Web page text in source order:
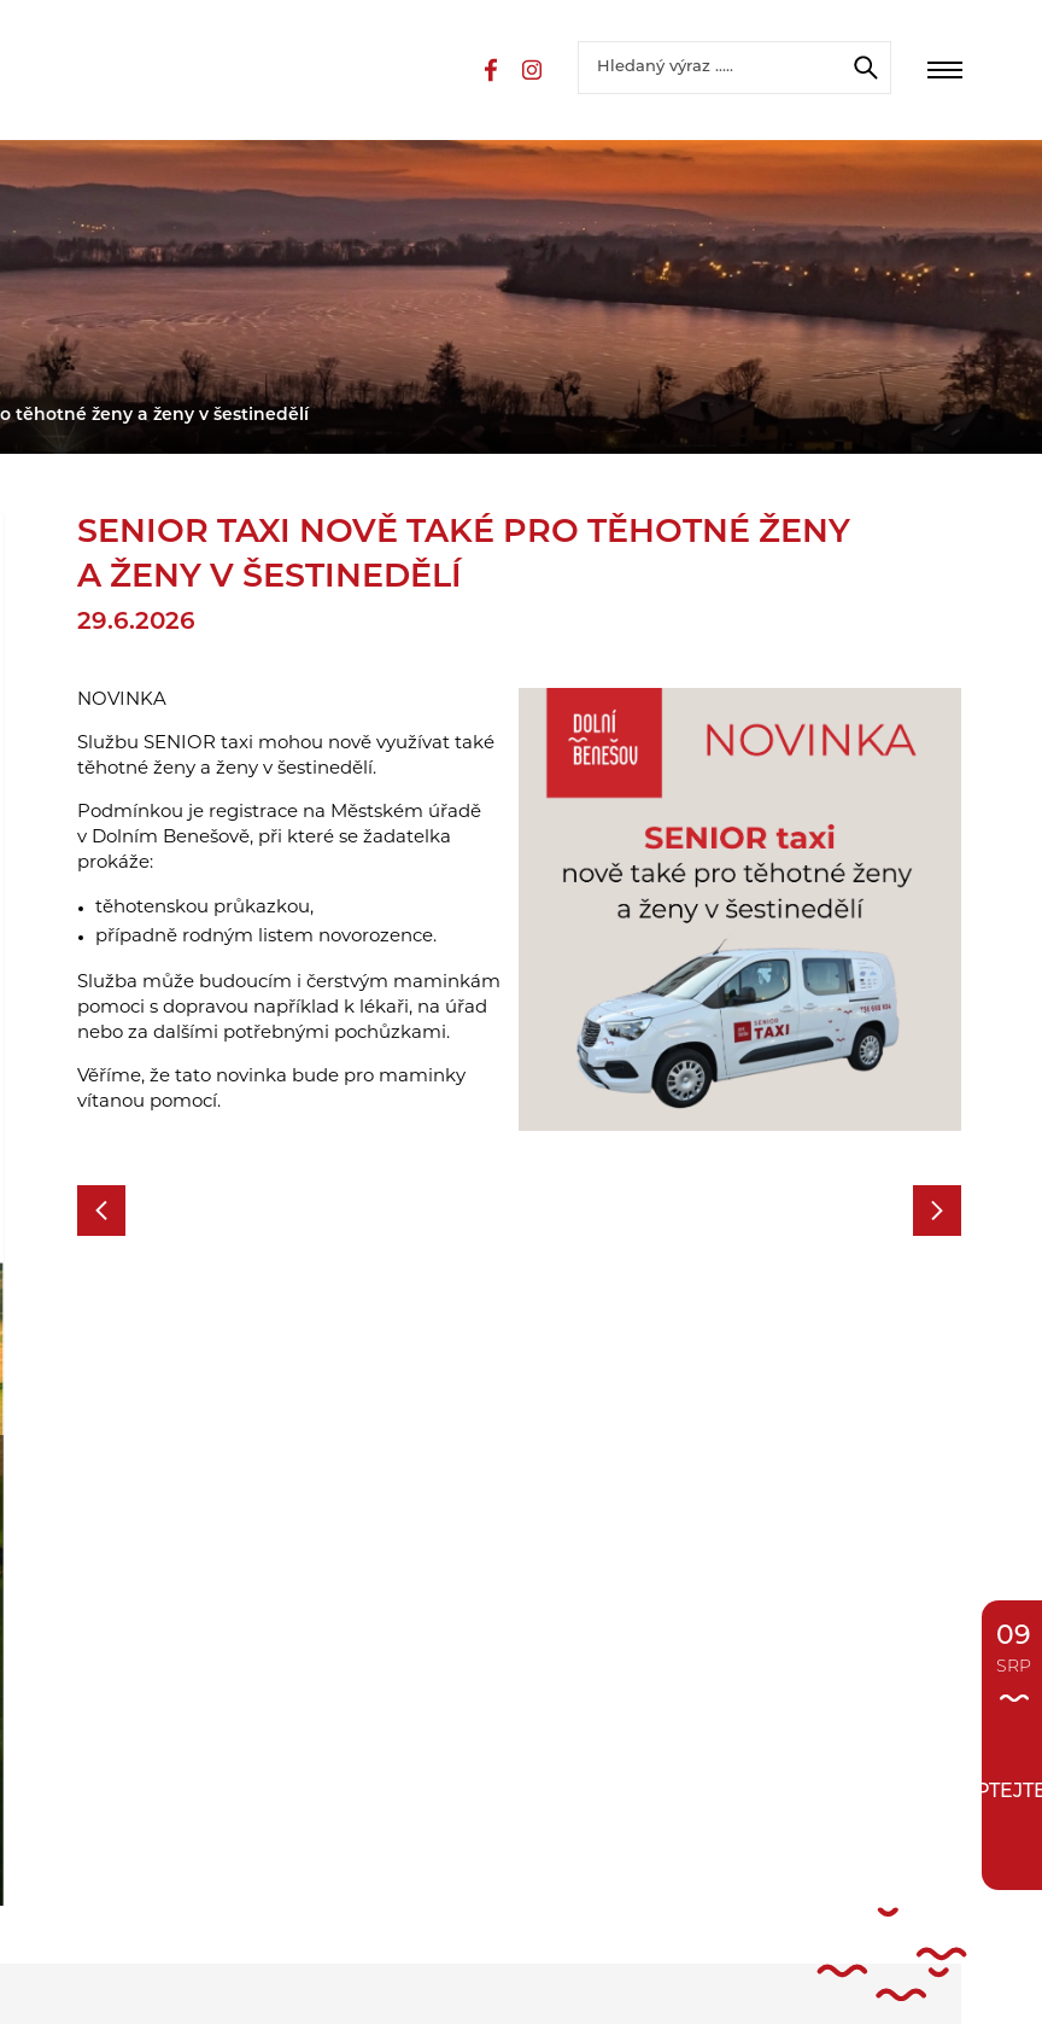
těhotné ženy a ženy v šestinedělí
SENIOR TAXI NOVĚ TAKÉ PRO TĚHOTNÉ ŽENY
A ŽENY V ŠESTINEDĚLÍ
29.6.2026
NOVINKA
Službu SENIOR taxi mohou nově využívat také
těhotné ženy a ženy v šestinedělí.
Podmínkou je registrace na Městském úřadě
v Dolním Benešově, při které se žadatelka
prokáže:
těhotenskou průkazkou,
případně rodným listem novorozence.
Služba může budoucím i čerstvým maminkám
pomoci s dopravou například k lékaři, na úřad
nebo za dalšími potřebnými pochůzkami.
Věříme, že tato novinka bude pro maminky
vítanou pomocí.
09
SRP